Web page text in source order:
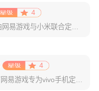
4
第五人格小米版是经由网易游戏与小米联合定制的一款非对称对抗手游，集合了解谜与战斗的元素，玩家可以使用小米账号和官方账号进行同步登录，并且能够获得许多专属福利和小米特权。游戏具有精美制作的界面，令人称赞
4
天下手游vivo版本是有网易游戏专为vivo手机定制的一款山海经玄幻国风旗舰手游，从版本可使用vivo账号一键登录，并且上线还可领取vivo专属礼包！游戏背景以中国古代山海经典为基础，让玩家从神仙后裔